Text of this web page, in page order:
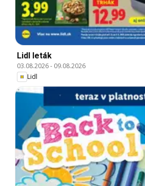
Lidl leták
03.08.2026- 09.08.2026
Lidl